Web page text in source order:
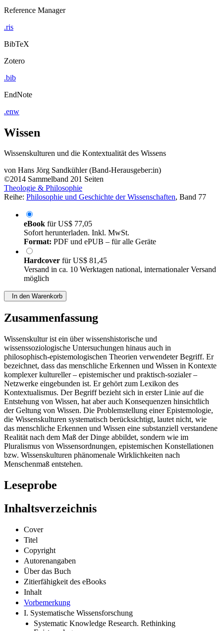
Reference Manager
.ris
BibTeX
Zotero
.bib
EndNote
.enw
Wissen
Wissenskulturen und die Kontextualität des Wissens
von Hans Jörg Sandkühler (Band-Herausgeber:in)
©2014 Sammelband 201 Seiten
Theologie & Philosophie
Reihe: Philosophie und Geschichte der Wissenschaften, Band 77
eBook fürUS$ 77,05
Sofort herunterladen. Inkl. MwSt.
Format: PDF und ePUB – für alle Geräte
Hardcover fürUS$ 81,45
Versand in ca. 10 Werktagen national, internationaler Versand
möglich
In den Warenkorb
Zusammenfassung
Wissenskultur ist ein über wissenshistorische und
wissenssoziologische Untersuchungen hinaus auch in
philosophisch-epistemologischen Theorien verwendeter Begriff. Er
bezeichnet, dass das menschliche Erkennen und Wissen in Kontexte
komplexer kultureller – epistemischer und praktisch-sozialer –
Netzwerke eingebunden ist. Er gehört zum Lexikon des
Kontextualismus. Der Begriff bezieht sich in erster Linie auf die
Entstehung von Wissen, hat aber auch Konsequenzen hinsichtlich
der Geltung von Wissen. Die Problemstellung einer Epistemologie,
die Wissenskulturen systematisch berücksichtigt, lautet nicht, wie
das menschliche Erkennen und Wissen eine substanziell verstandene
Realität nach dem Maß der Dinge abbildet, sondern wie im
Pluralismus von Wissensordnungen, epistemischen Konstellationen
bzw. Wissenskulturen phänomenale Wirklichkeiten nach
Menschenmaß entstehen.
Leseprobe
Inhaltsverzeichnis
Cover
Titel
Copyright
Autorenangaben
Über das Buch
Zitierfähigkeit des eBooks
Inhalt
Vorbemerkung
I. Systematische Wissensforschung
Systematic Knowledge Research. Rethinking